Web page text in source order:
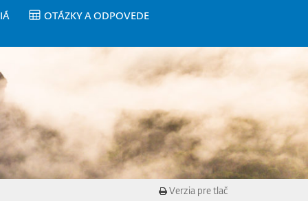
OTÁZKY A ODPOVEDE
Verzia pre tlač